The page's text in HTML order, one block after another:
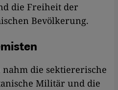
die Freiheit der
Bevölkerung.
nahm die sektiererische
Militär und die